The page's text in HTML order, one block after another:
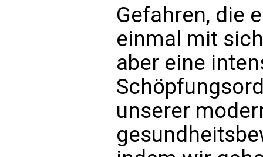
Gefahren, die
einmal mit
aber eine
unserer